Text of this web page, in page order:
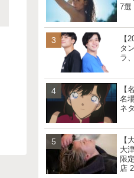
7選
【
タ
ラ
【
名
ネ
【
大
限
店